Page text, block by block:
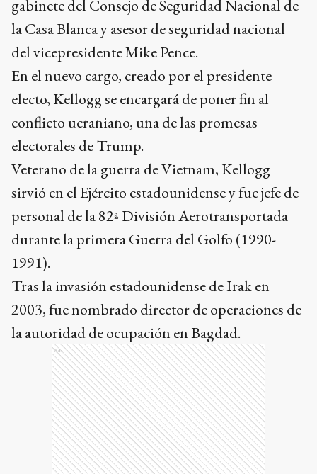
gabinete del Consejo de Seguridad Nacional de
la Casa Blanca y asesor de seguridad nacional
del vicepresidente Mike Pence.
En el nuevo cargo, creado por el presidente
electo, Kellogg se encargará de poner fin al
conflicto ucraniano, una de las promesas
electorales de Trump.
Veterano de la guerra de Vietnam, Kellogg
sirvió en el Ejército estadounidense y fue jefe de
personal de la 82ª División Aerotransportada
durante la primera Guerra del Golfo (1990-
1991).
Tras la invasión estadounidense de Irak en
2003, fue nombrado director de operaciones de
la autoridad de ocupación en Bagdad.
Ads